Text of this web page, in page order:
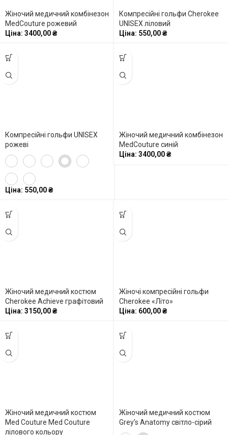
Жіночий медичний комбінезон
MedCouture рожевий
Ціна: 3400,00₴
Компресійні гольфи Cherokee
UNISEX ліловий
Ціна: 550,00₴
Компресійні гольфи UNISEX
рожеві
Ціна: 550,00₴
Жіночий медичний комбінезон
MedCouture синій
Ціна: 3400,00₴
Жіночий медичний костюм
Cherokee Achieve графітовий
Ціна: 3150,00₴
Жіночі компресійні гольфи
Cherokee «Літо»
Ціна: 600,00₴
Жіночий медичний костюм
Med Couture Med Couture
лілового кольору
Жіночий медичний костюм
Grey’s Anatomy світло-сірий